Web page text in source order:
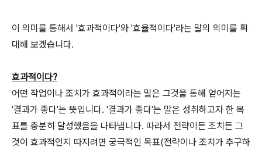
이 의미를 통해서 '효과적이다'와 '효율적이다'라는 말의 의미를 확
대해 보겠습니다.
효과적이다?
어떤 작업이나 조치가 효과적이라는 말은 그것을 통해 얻어지는
'결과가 좋다'는 뜻입니다. '결과가 좋다'는 말은 성취하고자 한 목
표를 충분히 달성했음을 나타냅니다. 따라서 전략이든 조치든 그
것이 효과적인지 따지려면 궁극적인 목표(전략이나 조치가 추구하